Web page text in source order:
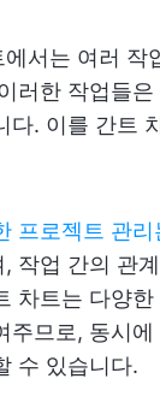
서는 여러 작
러한 작업들
다. 이를 간트
프로젝트 관리
작업 간의 관
차트는 다양
주므로, 동시에
수 있습니다.